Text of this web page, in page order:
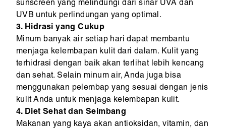
sunscreen yang melindungi dari sinar UVA dan
UVB untuk perlindungan yang optimal.
3. Hidrasi yang Cukup
Minum banyak air setiap hari dapat membantu
menjaga kelembapan kulit dari dalam. Kulit yang
terhidrasi dengan baik akan terlihat lebih kencang
dan sehat. Selain minum air, Anda juga bisa
menggunakan pelembap yang sesuai dengan jenis
kulit Anda untuk menjaga kelembapan kulit.
4. Diet Sehat dan Seimbang
Makanan yang kaya akan antioksidan, vitamin, dan